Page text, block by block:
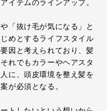
イテムのラインアップ。
「抜け毛が気になる」と
めとするライフスタイル
因と考えられており、髪
れでもカラーやヘアスタ
に、頭皮環境を整え髪を
が必須となる。